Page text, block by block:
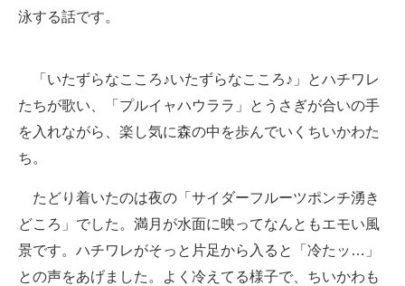
泳する話です。
「いたずらなこころ♪いたずらなこころ♪」とハチワレ
たちが歌い、「プルイャハウララ」とうさぎが合いの手
を入れながら、楽し気に森の中を歩んでいくちいかわた
ち。
たどり着いたのは夜の「サイダーフルーツポンチ湧き
どころ」でした。満月が水面に映ってなんともエモい風
景です。ハチワレがそっと片足から入ると「冷たッ…」
との声をあげました。よく冷えてる様子で、ちいかわも